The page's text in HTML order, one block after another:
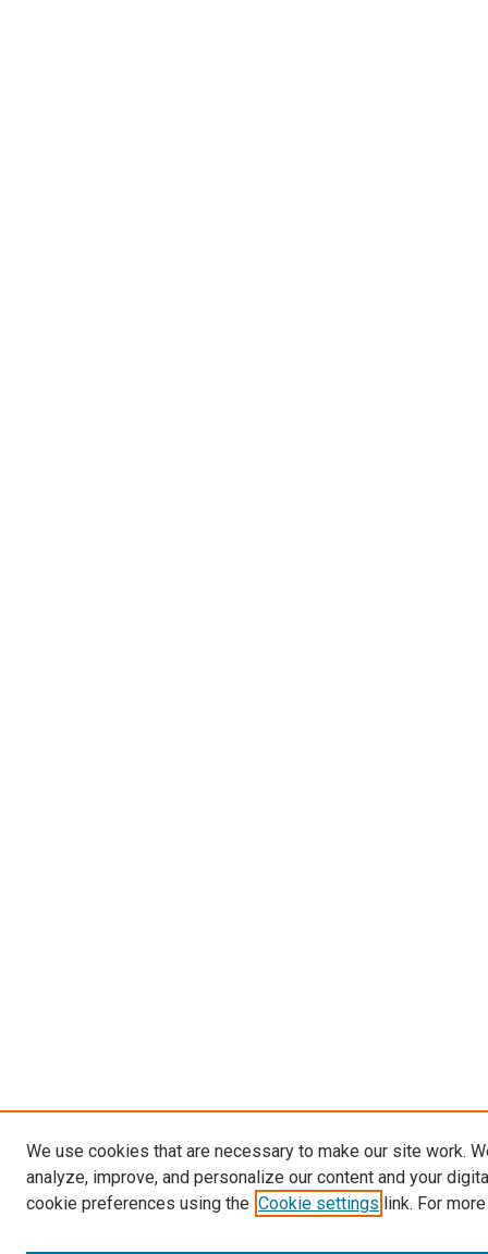
We use cookies that are necessary to make our site work.
analyze, improve, and personalize our content and your
cookie preferences using the Cookie settings link. For